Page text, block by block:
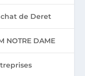
de Deret
NOTRE DAME